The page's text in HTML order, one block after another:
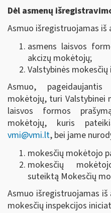
Dėl asmenų
Asmuo išregistruojamas iš
asmens laisvos
akcizų mokėtojų;
Valstybinės
Asmuo,
mokėtojų, turi Valstybinei
laisvos formos
mokėtojų, kuris
vmi@vmi.lt, bei jame
mokesčių mokėtojo
mokesčių
suteiktą Mokesčių
Asmuo išregistruojamas
mokesčių inspekcijos